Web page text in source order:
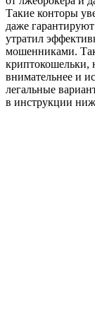
Такие конторы
даже
утратил
мошенниками.
криптокошельки,
внимательнее и
легальные
в инструкции